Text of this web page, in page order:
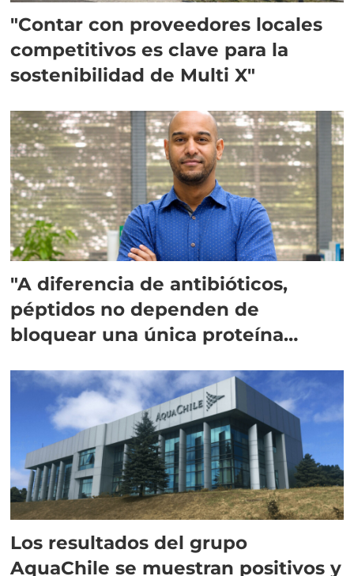
"Contar con proveedores locales
competitivos es clave para la
sostenibilidad de Multi X"
"A diferencia de antibióticos,
péptidos no dependen de
bloquear una única proteína
Los resultados del grupo
AquaChile se muestran positivos y